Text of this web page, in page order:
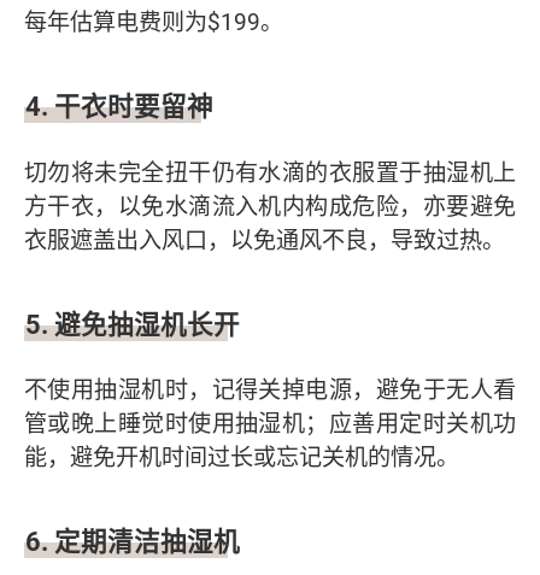
每年估算电费则为$199。
4. 干衣时要留神
切勿将未完全扭干仍有水滴的衣服置于抽湿机上
方干衣，以免水滴流入机内构成危险，亦要避免
衣服遮盖出入风口，以免通风不良，导致过热。
5. 避免抽湿机长开
不使用抽湿机时，记得关掉电源，避免于无人看
管或晚上睡觉时使用抽湿机；应善用定时关机功
能，避免开机时间过长或忘记关机的情况。
6. 定期清洁抽湿机